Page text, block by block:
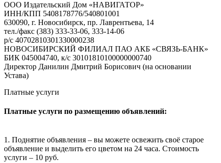
ООО Издательский Дом «НАВИГАТОР»
ИНН/КПП 5408178776/540801001
630090, г. Новосибирск, пр. Лаврентьева, 14
тел./факс (383) 333-33-06, 333-14-06
р/с 40702810301330000238
НОВОСИБИРСКИЙ ФИЛИАЛ ПАО АКБ «СВЯЗЬ-БАНК»
БИК 045004740, к/с 30101810100000000740
Директор Данилин Дмитрий Борисович (на основании
Устава)
Платные услуги
Платные услуги по размещению объявлений:
1. Поднятие объявления – вы можете освежить своё старое
объявление и выделить его цветом на 24 часа. Стоимость
услуги – 10 руб.